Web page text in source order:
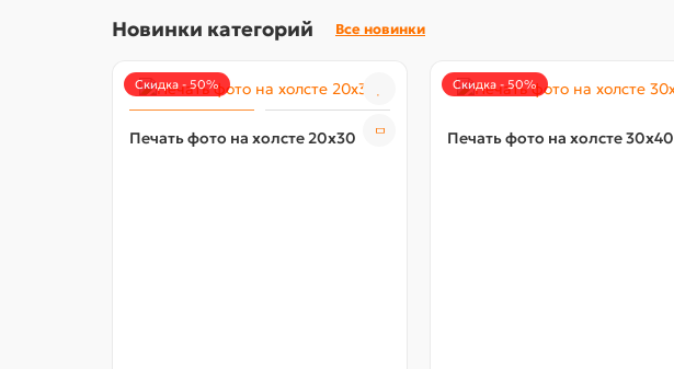
Новинки категорий Все новинки
Скидка - 50%
Печать фото на холсте 20х30
Скидка - 50%
Печать фото на холсте 30х40